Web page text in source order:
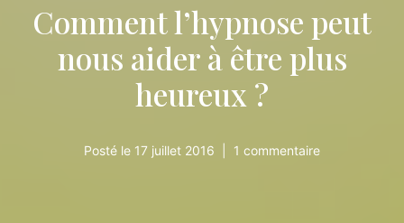
Comment l’hypnose peut
nous aider à être plus
heureux ?
Posté le 17 juillet 2016 1 commentaire